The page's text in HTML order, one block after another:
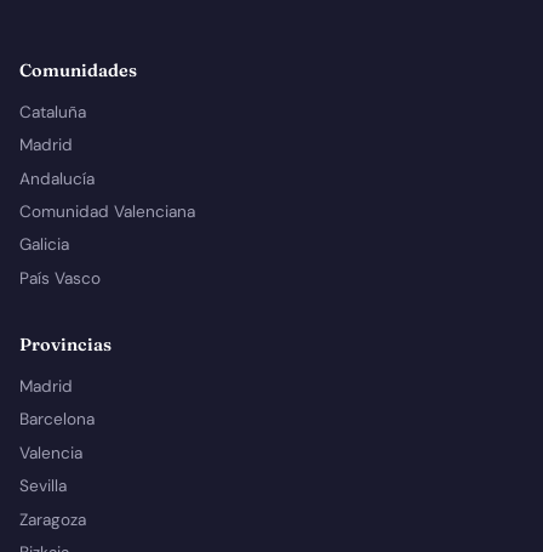
Comunidades
Cataluña
Madrid
Andalucía
Comunidad Valenciana
Galicia
País Vasco
Provincias
Madrid
Barcelona
Valencia
Sevilla
Zaragoza